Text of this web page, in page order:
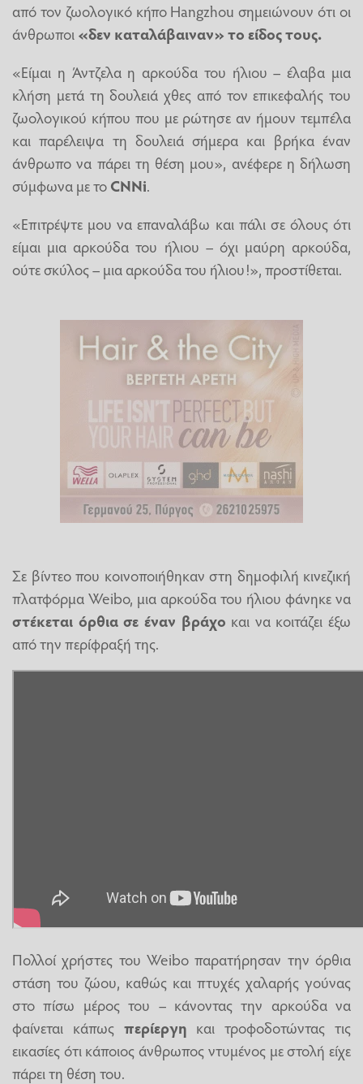
από τον ζωολογικό κήπο Hangzhou σημειώνουν ότι οι
άνθρωποι «δεν καταλάβαιναν» το είδος τους.
«Είμαι η Άντζελα η αρκούδα του ήλιου – έλαβα μια
κλήση μετά τη δουλειά χθες από τον επικεφαλής του
ζωολογικού κήπου που με ρώτησε αν ήμουν τεμπέλα
και παρέλειψα τη δουλειά σήμερα και βρήκα έναν
άνθρωπο να πάρει τη θέση μου», ανέφερε η δήλωση
σύμφωνα με τοCNNi.
«Επιτρέψτε μου να επαναλάβω και πάλι σε όλους ότι
είμαι μια αρκούδα του ήλιου – όχι μαύρη αρκούδα,
ούτε σκύλος – μια αρκούδα του ήλιου!», προστίθεται.
Σε βίντεο που κοινοποιήθηκαν στη δημοφιλή κινεζική
πλατφόρμα Weibo, μια αρκούδα του ήλιου φάνηκε να
στέκεται όρθια σε έναν βράχο και να κοιτάζει έξω
από την περίφραξή της.
Πολλοί χρήστες του Weibo παρατήρησαν την όρθια
στάση του ζώου, καθώς και πτυχές χαλαρής γούνας
στο πίσω μέρος του – κάνοντας την αρκούδα να
φαίνεται κάπως περίεργη και τροφοδοτώντας τις
εικασίες ότι κάποιος άνθρωπος ντυμένος με στολή είχε
πάρει τη θέση του.